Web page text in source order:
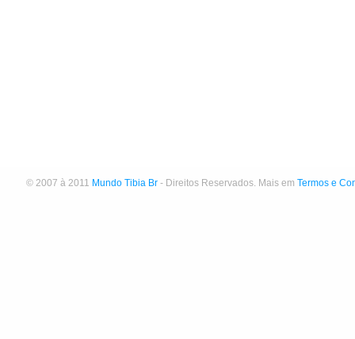
© 2007 à 2011 Mundo Tibia Br - Direitos Reservados. Mais em Termos e